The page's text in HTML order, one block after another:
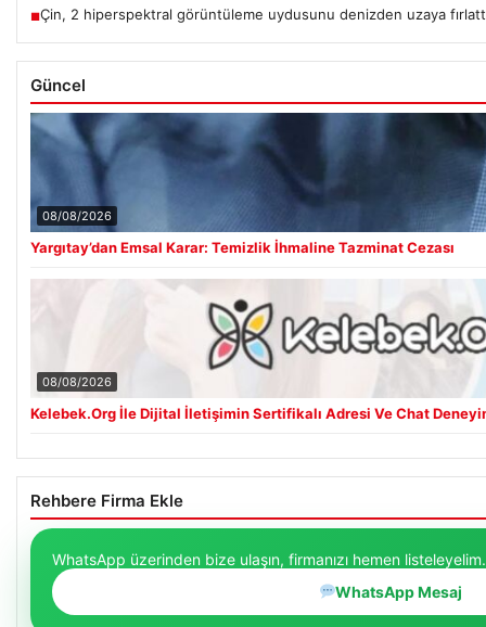
■Çin, 2 hiperspektral görüntüleme uydusunu denizden uzaya
Güncel
08/08/2026
Yargıtay’dan Emsal Karar: Temizlik İhmaline Tazminat Cezası
08/08/2026
Kelebek.Org İle Dijital İletişimin Sertifikalı Adresi Ve Chat
Rehbere Firma Ekle
WhatsApp üzerinden bize ulaşın, firmanızı hemen listeleyelim.
WhatsApp Mesaj